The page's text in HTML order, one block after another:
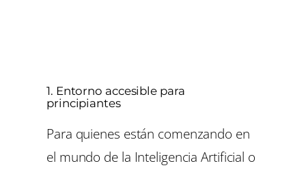
1. Entorno accesible para
principiantes
Para quienes están comenzando en
el mundo de la Inteligencia Artificial o